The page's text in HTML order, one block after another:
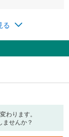
る
わります。
ませんか？